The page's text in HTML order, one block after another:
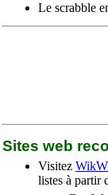
Le scrabble
Sites web
Visitez
listes à partir